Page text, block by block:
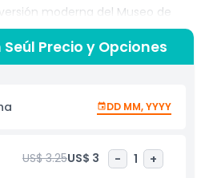
moderna del Museo de
por primera vez en 1986.
visitan para aprender sobre las
importante papel en la cultura
Precio y Opciones
DD MM, YYYY
US$ 3.25US$ 3 - 1 +